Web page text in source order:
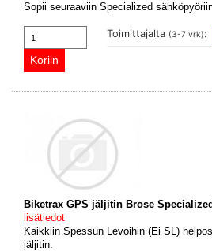
Sopii seuraaviin Specialized
Toimittajalta (3-7 vrk):
Biketrax GPS jäljitin Brose
lisätiedot
Kaikkiin Spessun Levoihin (Ei SL)
jäljitin.